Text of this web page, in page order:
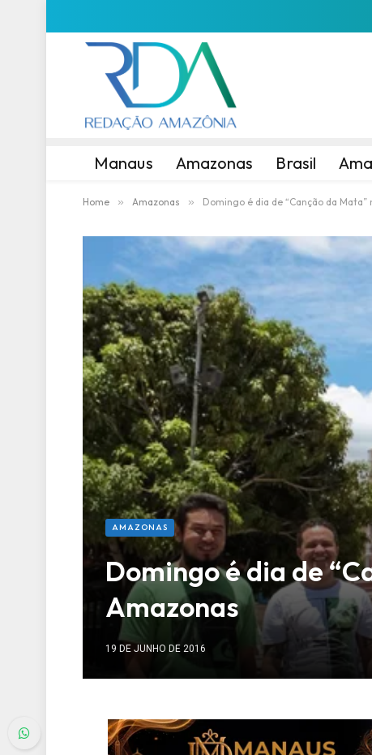
Manaus Amazonas Brasil
Home » Amazonas » Domingo é dia de “Canção da Mata”
AMAZONAS
Domingo é dia de
Amazonas
19 DE JUNHO DE 2016